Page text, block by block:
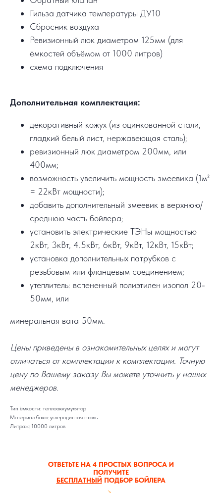
Гильза датчика температуры ДУ10
Сбросник воздуха
Ревизионный люк диаметром 125мм (для
ёмкостей объёмом от 1000 литров)
схема подключения
Дополнительная комплектация:
декоративный кожух (из оцинкованной стали,
гладкий белый лист, нержавеющая сталь);
ревизионный люк диаметром 200мм, или
400мм;
возможность увеличить мощность змеевика (1м²
= 22кВт мощности);
добавить дополнительный змеевик в верхнюю/
среднюю часть бойлера;
установить электрические ТЭНы мощностью
2кВт, 3кВт, 4.5кВт, 6кВт, 9кВт, 12кВт, 15кВт;
установка дополнительных патрубков с
резьбовым или фланцевым соединением;
утеплитель: вспененный полиэтилен изопол 20-
50мм, или
минеральная вата 50мм.
Цены приведены в ознакомительных целях и могут
отличаться от комплектации к комплектации. Точную
цену по Вашему заказу Вы можете уточнить у наших
менеджеров.
Тип ёмкости: теплоаккумулятор
Материал бака: углеродистая сталь
Литраж: 10000 литров
ОТВЕТЬТЕ НА 4 ПРОСТЫХ ВОПРОСА И
ПОЛУЧИТЕ
БЕСПЛАТНЫЙ ПОДБОР БОЙЛЕРА